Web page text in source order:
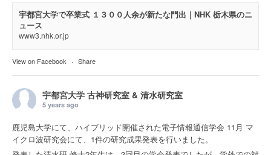
宇都宮大学で卒業式 １３００人余が新たな門出｜NHK 栃木県のニ
ュース
www3.nhk.or.jp
View on Facebook · Share
宇都宮大学 古神研究室 & 清水研究室
5 years ago
鹿児島大学にて、ハイブリッド開催された電子情報通信学会 11月 マ
イクロ波研究会にて、1件の研究成果発表を行いました。